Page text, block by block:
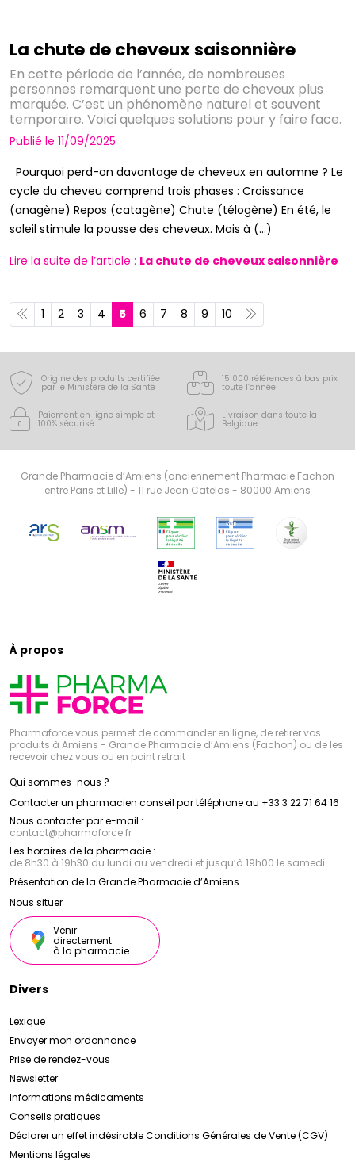
La chute de cheveux saisonnière
En cette période de l’année, de nombreuses
personnes remarquent une perte de cheveux plus
marquée. C’est un phénomène naturel et souvent
temporaire. Voici quelques solutions pour y faire face.
Publié le 11/09/2025
Pourquoi perd-on davantage de cheveux en automne ? Le
cycle du cheveu comprend trois phases : Croissance
(anagène) Repos (catagène) Chute (télogène) En été, le
soleil stimule la pousse des cheveux. Mais à (...)
Lire la suite de l’article : La chute de cheveux saisonnière
1 2 3 4 5 6 7 8 9 10
Origine des produits certifiée
par le Ministère de la Santé
15 000 références à bas prix
toute l’année
Paiement en ligne simple et
100% sécurisé
Livraison dans toute la
Belgique
Grande Pharmacie d’Amiens (anciennement Pharmacie Fachon
entre Paris et Lille) - 11 rue Jean Catelas - 80000 Amiens
À propos
Pharmaforce vous permet de commander en ligne, de retirer vos
produits à Amiens - Grande Pharmacie d’Amiens (Fachon) ou de les
recevoir chez vous ou en point retrait
Qui sommes-nous ?
Contacter un pharmacien conseil par téléphone au +33 3 22 71 64 16
Nous contacter par e-mail :
contact@pharmaforce.fr
Les horaires de la pharmacie :
de 8h30 à 19h30 du lundi au vendredi et jusqu’à 19h00 le samedi
Présentation de la Grande Pharmacie d’Amiens
Nous situer
Venir
directement
à la pharmacie
Divers
Lexique
Envoyer mon ordonnance
Prise de rendez-vous
Newsletter
Informations médicaments
Conseils pratiques
Déclarer un effet indésirableConditions Générales de Vente (CGV)
Mentions légales